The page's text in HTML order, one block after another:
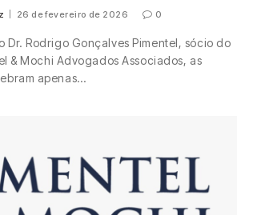
26 de fevereiro de 2026 0
Dr. Rodrigo Gonçalves Pimentel, sócio do
& Mochi Advogados Associados, as
apenas…